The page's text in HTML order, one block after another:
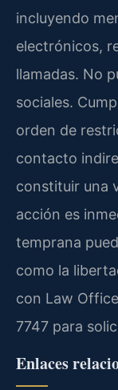
incluyendo
electrónicos,
llamadas. No
sociales.
orden de
contacto
constituir una
acción es
temprana
como la
con Law
7747 para
Enlaces